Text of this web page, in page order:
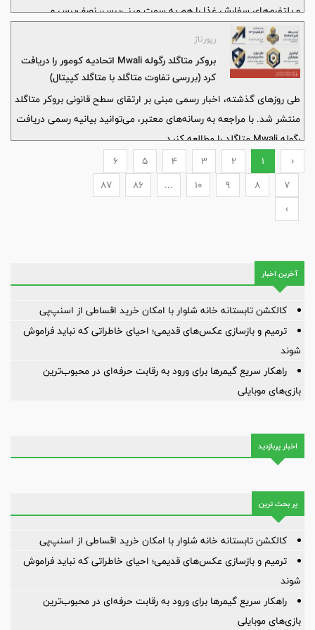
و پلتفرم‌های سفارش غذا را هم به سمت مینی‌پرس، نصف‌پرس و
گزینه‌های اقتصادی هل داده است.
رپورتاژ
بروکر متاگلد رگوله Mwali اتحادیه کومور را دریافت
کرد (بررسی تفاوت متاگلد با متاگلد کپیتال)
طی روزهای گذشته، اخبار رسمی مبنی بر ارتقای سطح قانونی بروکر متاگلد
منتشر شد. با مراجعه به رسانه‌های معتبر، می‌توانید بیانیه رسمی دریافت
رگوله Mwali متاگلد را مطالعه کنید.
‹
1
2
3
4
5
6
7
8
9
10
...
86
87
›
آخرین اخبار
کالکشن تابستانه خانه شلوار با امکان خرید اقساطی از اسنپ‌پی
ترمیم و بازسازی عکس‌های قدیمی؛ احیای خاطراتی که نباید فراموش
شوند
راهکار سریع گیمرها برای ورود به رقابت حرفه‌ای در محبوب‌ترین
بازی‌های موبایلی
اخبار پربازدید
پر بحث ترین
کالکشن تابستانه خانه شلوار با امکان خرید اقساطی از اسنپ‌پی
ترمیم و بازسازی عکس‌های قدیمی؛ احیای خاطراتی که نباید فراموش
شوند
راهکار سریع گیمرها برای ورود به رقابت حرفه‌ای در محبوب‌ترین
بازی‌های موبایلی